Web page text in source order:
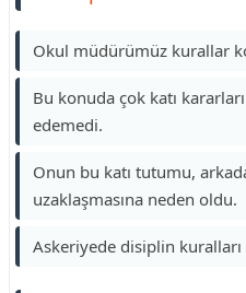
Okul müdürümüz kurallar
Bu konuda çok katı
edemedi.
Onun bu katı tutumu,
uzaklaşmasına neden oldu.
Askeriyede disiplin kuralları